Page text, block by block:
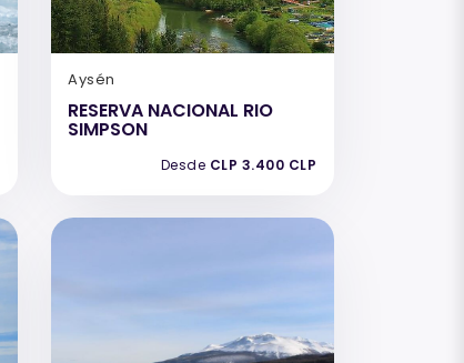
Aysén
RESERVA NACIONAL RIO
SIMPSON
Desde CLP 3.400 CLP